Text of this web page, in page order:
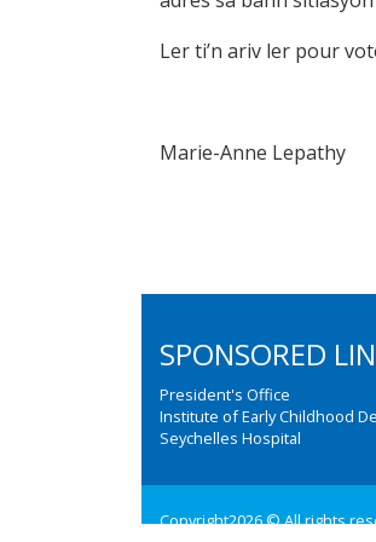
Ler ti’n ariv ler pour
Marie-Anne Lepathy
SPONSORED
President's Office
Institute of Early Childhood
Seychelles Hospital
Copyright2026 © All rights